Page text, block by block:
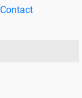
Contact